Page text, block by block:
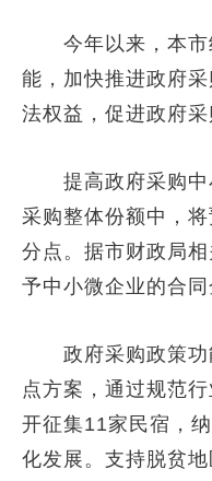
今年以来，本市
能，加快推进政府
法权益，促进政府采
提高政府采购中
采购整体份额中，
分点。据市财政局
予中小微企业的合
政府采购政策功
点方案，通过规范
开征集11家民宿，
化发展。支持脱贫